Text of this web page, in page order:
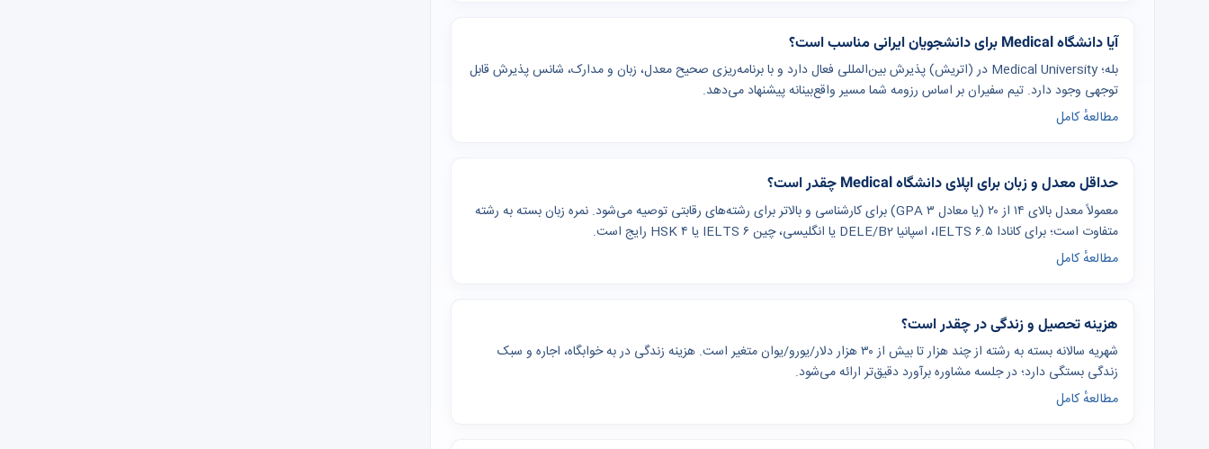
آیا دانشگاه Medical برای دانشجویان ایرانی مناسب است؟
بله؛ Medical University در (اتریش) پذیرش بین‌المللی فعال دارد و با برنامه‌ریزی صحیح معدل، زبان و مدارک، شانس پذیرش قابل
توجهی وجود دارد. تیم سفیران بر اساس رزومه شما مسیر واقع‌بینانه پیشنهاد می‌دهد.
مطالعهٔ کامل
حداقل معدل و زبان برای اپلای دانشگاه Medical چقدر است؟
معمولاً معدل بالای ۱۴ از ۲۰ (یا معادل GPA ۳) برای کارشناسی و بالاتر برای رشته‌های رقابتی توصیه می‌شود. نمره زبان بسته به رشته
متفاوت است؛ برای کانادا IELTS ۶.۵، اسپانیا DELE/B2 یا انگلیسی، چین IELTS ۶ یا HSK ۴ رایج است.
مطالعهٔ کامل
هزینه تحصیل و زندگی در چقدر است؟
شهریه سالانه بسته به رشته از چند هزار تا بیش از ۳۰ هزار دلار/یورو/یوان متغیر است. هزینه زندگی در به خوابگاه، اجاره و سبک
زندگی بستگی دارد؛ در جلسه مشاوره برآورد دقیق‌تر ارائه می‌شود.
مطالعهٔ کامل